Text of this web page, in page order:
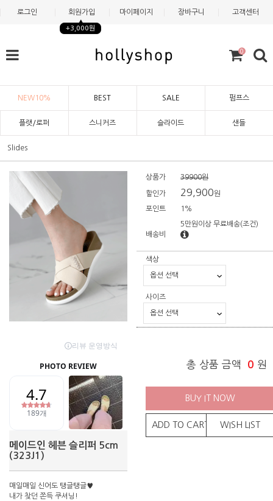
로그인 회원가입
+3,000원
마이페이지 장바구니 고객센터
0
NEW10% BEST SALE 펌프스
플랫/로퍼 스니커즈 슬라이드 샌들
Slides
메이드인 헤븐 슬리퍼 5cm
(323J1)
매일매일 신어도 탱글탱글♥
내가 찾던 쫀득 쿠셔닝!
상품가 39900원
할인가 29,900원
포인트 1%
배송비
5만원이상 무료배송(조건)
색상
사이즈
총 상품 금액 0 원
BUY IT NOW
ADD TO CART WISH LIST